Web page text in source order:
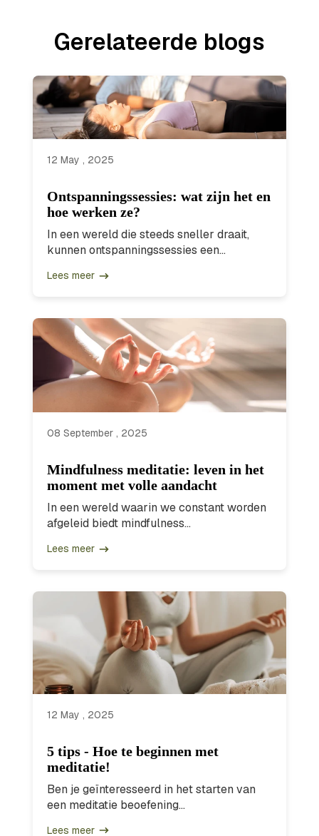
Gerelateerde blogs
12 May , 2025
Ontspanningssessies: wat zijn het en
hoe werken ze?
In een wereld die steeds sneller draait,
kunnen ontspanningssessies een...
Lees meer
08 September , 2025
Mindfulness meditatie: leven in het
moment met volle aandacht
In een wereld waarin we constant worden
afgeleid biedt mindfulness...
Lees meer
12 May , 2025
5 tips - Hoe te beginnen met
meditatie!
Ben je geïnteresseerd in het starten van
een meditatie beoefening...
Lees meer